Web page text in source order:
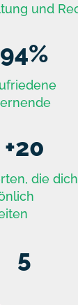
und
94%
die dich
+20
5